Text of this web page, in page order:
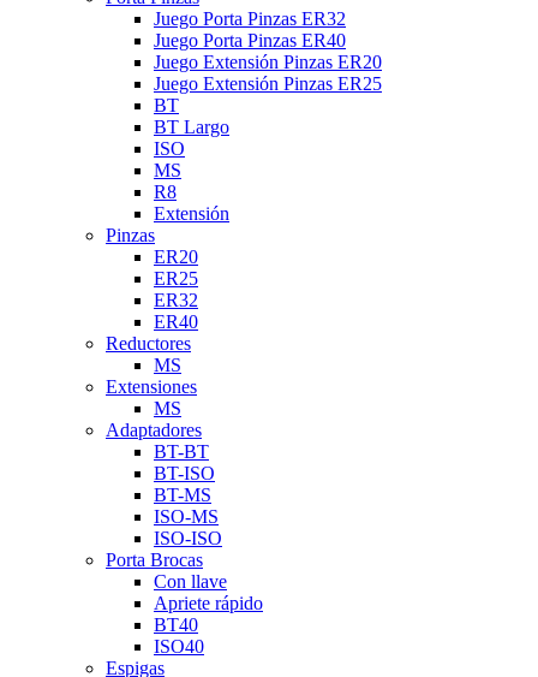
Juego Porta Pinzas ER32
Juego Porta Pinzas ER40
Juego Extensión Pinzas ER20
Juego Extensión Pinzas ER25
BT
BT Largo
ISO
MS
R8
Extensión
Pinzas
ER20
ER25
ER32
ER40
Reductores
MS
Extensiones
MS
Adaptadores
BT-BT
BT-ISO
BT-MS
ISO-MS
ISO-ISO
Porta Brocas
Con llave
Apriete rápido
BT40
ISO40
Espigas